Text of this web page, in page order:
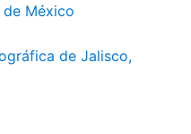
México
de Jalisco,